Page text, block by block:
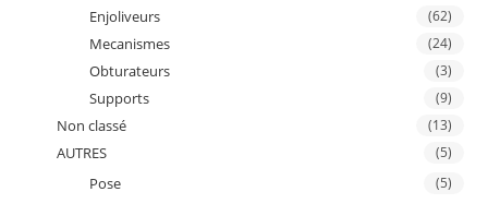
Enjoliveurs (62)
Mecanismes (24)
Obturateurs (3)
Supports (9)
Non classé (13)
AUTRES (5)
Pose (5)